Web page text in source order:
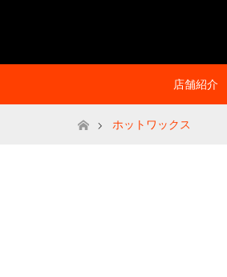
店舗紹介
ホームホットワックス